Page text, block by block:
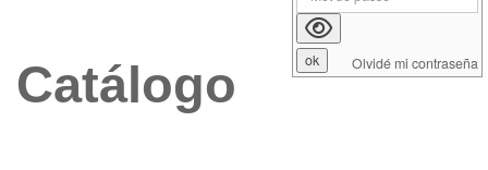
Catálogo Olvidé mi contraseña